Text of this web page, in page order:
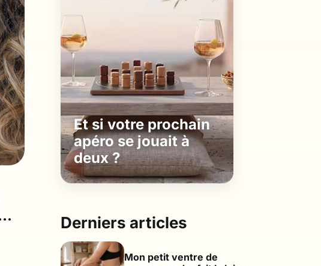
Et si votre prochain
apéro se jouait à
deux ?
Derniers articles
Mon petit ventre de